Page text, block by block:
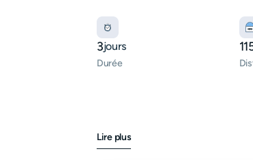
3jours
Durée
Lire plus